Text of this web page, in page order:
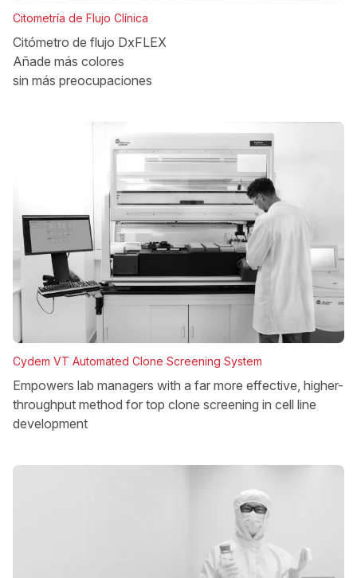
Citometría de Flujo Clínica
Citómetro de flujo DxFLEX
Añade más colores
sin más preocupaciones
Cydem VT Automated Clone Screening System
Empowers lab managers with a far more effective, higher-
throughput method for top clone screening in cell line
development